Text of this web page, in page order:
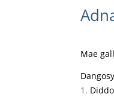
Mae